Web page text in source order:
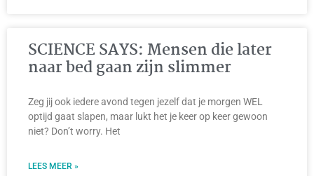
SCIENCE SAYS: Mensen die later
naar bed gaan zijn slimmer
Zeg jij ook iedere avond tegen jezelf dat je morgen WEL
optijd gaat slapen, maar lukt het je keer op keer gewoon
niet? Don’t worry. Het
LEES MEER »